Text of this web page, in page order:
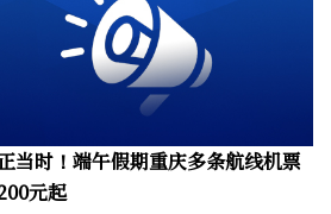
当时！端午假期重庆多条航线机票
元起